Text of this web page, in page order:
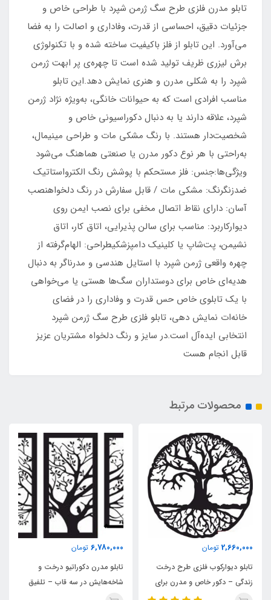
تابلو مدرن فلزی طرح سگ ژرمن شپرد با طراحی خاص و
جزئیات دقیق، احساسی از قدرت، وفاداری و اصالت را به فضا
می‌آورد. این تابلو از فلز باکیفیت ساخته شده و با تکنولوژی
برش لیزری ظریف تولید شده است تا چهره‌ی پر ابهت ژرمن
شپرد را به شکلی مدرن و هنری نمایش دهد.این تابلو
مناسب افرادی است که به حیوانات خانگی، به‌ویژه نژاد ژرمن
شپرد، علاقه دارند یا به دنبال دکوراسیونی خاص و
شخصیت‌دار هستند. با رنگ مشکی مات و طراحی مینیمال،
به‌راحتی با هر نوع دکور مدرن یا صنعتی هماهنگ می‌شود
ویژگی‌ها:جنس: فلز مستحکم با پوشش رنگ الکترواستاتیک
ضدزنگرنگ: مشکی مات / قابل سفارش در رنگ دلخواهنصب
آسان: دارای نقاط اتصال مخفی برای نصب ایمن روی
دیوارکاربرد: مناسب برای سالن پذیرایی، اتاق کار، اتاق
نشیمن، پت‌شاپ یا کلینیک دامپزشکیطراحی: الهام‌گرفته از
چهره واقعی ژرمن شپرد با استایل هندسی و مدرناگر به دنبال
هدیه‌ای خاص برای دوستداران سگ‌ها هستی یا می‌خواهی
با یک تابلوی خاص حس قدرت و وفاداری را در فضای
خانه‌ات نمایش دهی، تابلو فلزی طرح سگ ژرمن شپرد
انتخابی ایده‌آل است.در سایز و رنگ دلخواه مشتریان عزیز
قابل انجام هست
محصولات مرتبط
2,660,000 تومان
تابلو دیوارکوب فلزی طرح درخت
زندگی – دکور خاص و مدرن برای
منزل و محل کار
6,780,000 تومان
تابلو مدرن دکوراتیو درخت و
شاخه‌هایش در سه قاب – تلفیق
طبیعت و هنر در دکور منزل